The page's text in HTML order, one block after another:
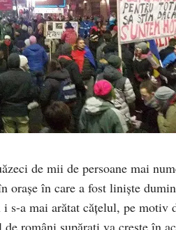
de mii de persoane mai
în care a fost liniște
s-a mai arătat cățelul, pe motiv
români supărați va crește în